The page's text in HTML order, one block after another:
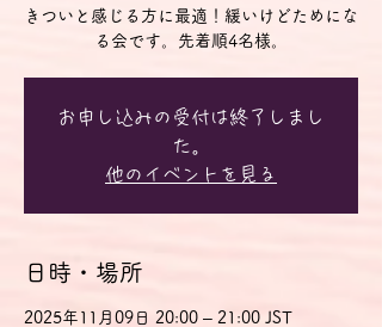
きついと感じる方に最適！緩いけどためにな
る会です。先着順4名様。
お申し込みの受付は終了しまし
た。
他のイベントを見る
日時・場所
2025年11月09日 20:00 – 21:00 JST